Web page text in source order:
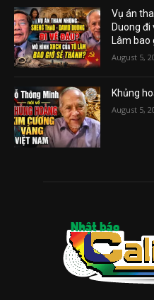
Vụ án
Duong đi
Lâm bao
August 5,
Khủng
August 5,